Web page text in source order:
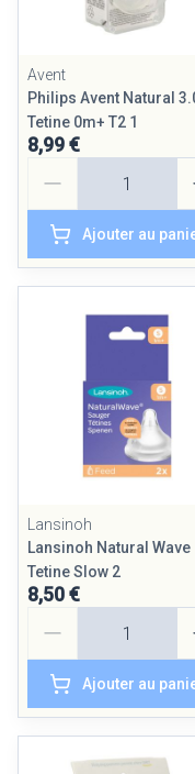
Avent
Philips Avent Natural
Tetine 0m+ T2 1
8,99 €
Ajouter au
Lansinoh
Lansinoh Natural Wave
Tetine Slow 2
8,50 €
Ajouter au